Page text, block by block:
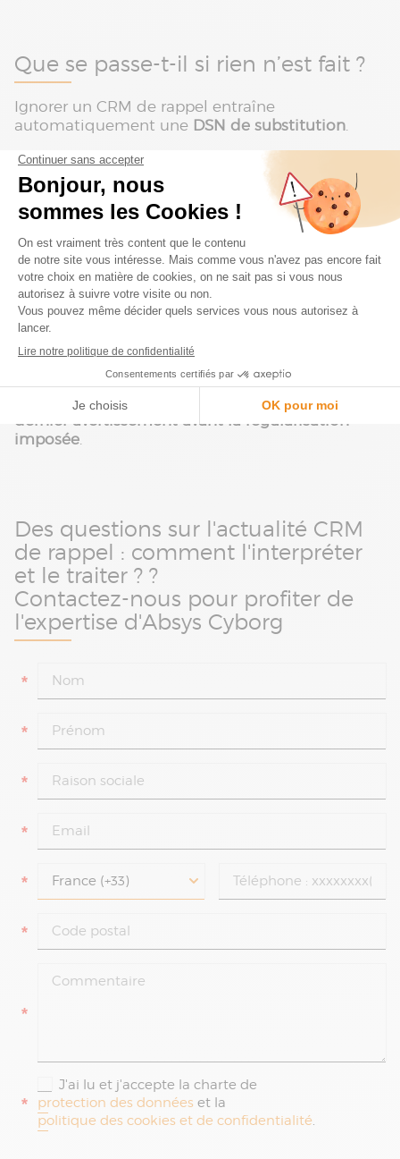
Que se passe-t-il si rien n’est fait ?
Ignorer un CRM de rappel entraîne
automatiquement une DSN de substitution.
Concrètement :
L’Urssaf ou la MSA procèdent à une
(souvent
mai/juin).
UneDSN de substitutionest générée pour
régulariser les anomalies en attente.
L’entreprise peut subir des
régularisations financières
pénalités.
Le CRM de rappel doit donc être vu comme un
dernier avertissement avant la régularisation
imposée.
Des questions sur l'actualité CRM
de rappel : comment l'interpréter
et le traiter ? ?
Contactez-nous pour profiter de
l'expertise d'Absys Cyborg
*
*
*
*
*
*
*
*
J'ai lu et j'accepte la charte de
protection des données et la
politique des cookies et de confidentialité.